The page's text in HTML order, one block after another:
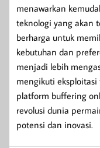
menawarkan
teknologi yang akan
berharga untuk
kebutuhan dan
menjadi lebih
mengikuti eksploitasi
platform buffering
revolusi dunia
potensi dan inovasi.